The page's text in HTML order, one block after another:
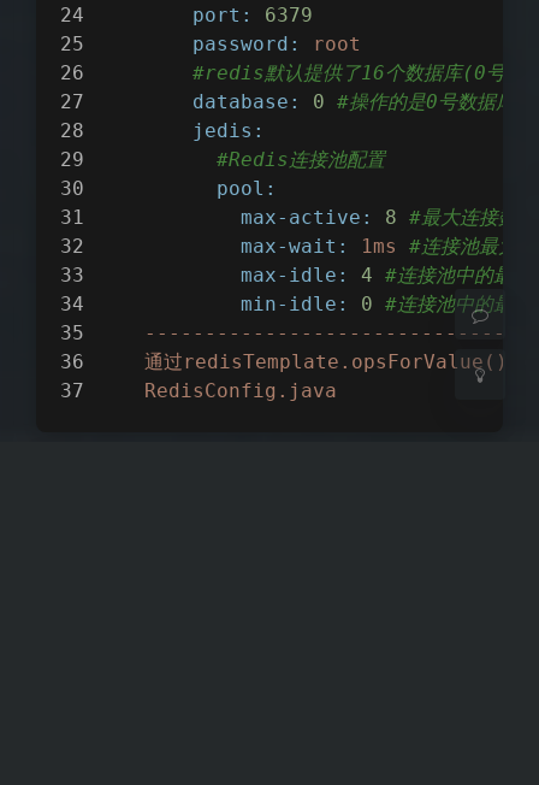
夜间模式
Sans Serif Serif
浅阴影 深阴影
关闭 日落 暗化 灰度
port:
6379
password:
root
#redis默认提供了16个数据库(0号到
database:
0 #操作的是0号数据库
jedis:
#Redis连接池配置
pool:
max-active:
8 #最大连接数
max-wait:
1ms
#连接池最大
max-idle:
4 #连接池中的最大
min-idle:
0 #连接池中的最小
通过
RedisConfig.java